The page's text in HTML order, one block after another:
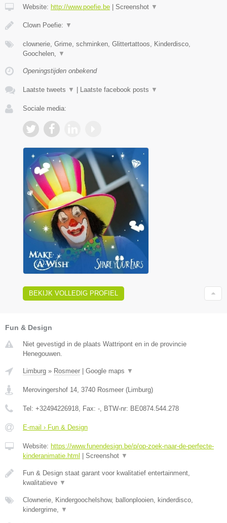
Website: http://www.poefie.be | Screenshot ▼
Clown Poefie: ▼
clownerie, Grime, schminken, Glittertattoos, Kinderdisco,
Goochelen,
▼
Openingstijden onbekend
Laatste tweets ▼ | Laatste facebook posts ▼
Sociale media:
BEKIJK VOLLEDIG PROFIEL
Fun & Design
Niet gevestigd in de plaats Wattripont en in de provincie
Henegouwen.
Limburg » Rosmeer | Google maps ▼
Merovingershof 14 3740 Rosmeer (Limburg)
Tel: +32494226918 , Fax: - , BTW-nr: BE0874.544.278
E-mail › Fun & Design
Website: https://www.funendesign.be/p/op-zoek-naar-de-perfecte-
kinderanimatie.html | Screenshot ▼
Fun & Design staat garant voor kwalitatief entertainment,
kwalitatieve ▼
Clownerie, Kindergoochelshow, ballonplooien, kinderdisco,
kindergrime,
▼